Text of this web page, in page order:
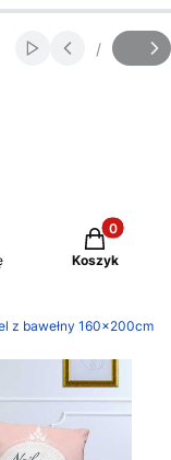
Włącz Slajd
/
z
Produkty
Koszyk
z bawełny 160x200cm